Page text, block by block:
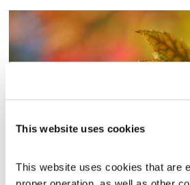
This website uses cookies
This website uses cookies that are